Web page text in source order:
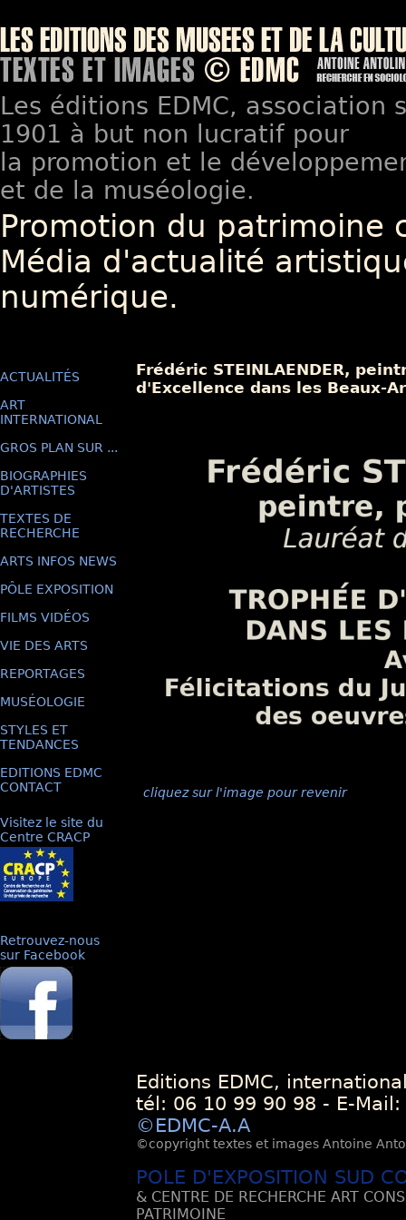
Les éditions EDMC, association
1901 à but non lucratif pour
la promotion et le
et de la muséologie.
Promotion du patrimoine
Média d'actualité
numérique.
ACTUALITÉS
ART
INTERNATIONAL
GROS PLAN SUR ...
BIOGRAPHIES
D'ARTISTES
TEXTES DE
RECHERCHE
ARTS INFOS NEWS
PÔLE EXPOSITION
FILMS VIDÉOS
VIE DES ARTS
REPORTAGES
MUSÉOLOGIE
STYLES ET
TENDANCES
EDITIONS EDMC
CONTACT
Visitez le site du
Centre CRACP
Retrouvez-nous
sur Facebook
Frédéric STEINLAENDER,
d'Excellence dans les Beaux-
cliquez sur l'image pour revenir
Editions EDMC,
tél: 06 10 99 90 98 - E-Mail:
©EDMC-A.A
©copyright textes et images Antoine
POLE D'EXPOSITION SUD
& CENTRE DE RECHERCHE ART
PATRIMOINE